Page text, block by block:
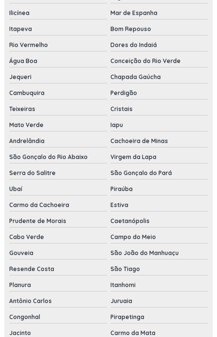
Ilicínea Mar de Espanha
Itapeva Bom Repouso
Rio Vermelho Dores do Indaiá
Água Boa Conceição do Rio Verde
Jequeri Chapada Gaúcha
Cambuquira Perdigão
Teixeiras Cristais
Mato Verde Iapu
Andrelândia Cachoeira de Minas
São Gonçalo do Rio Abaixo Virgem da Lapa
Serra do Salitre São Gonçalo do Pará
Ubaí Piraúba
Carmo da Cachoeira Estiva
Prudente de Morais Caetanópolis
Cabo Verde Campo do Meio
Gouveia São João do Manhuaçu
Resende Costa São Tiago
Planura Itanhomi
Antônio Carlos Juruaia
Congonhal Pirapetinga
Jacinto Carmo da Mata